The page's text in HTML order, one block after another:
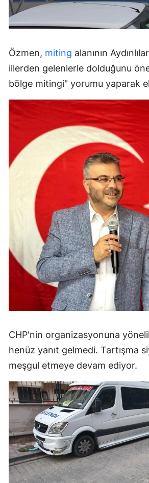
Özmen, miting alanının
illerden gelenlerle dolduğunu
bölge mitingi" yorumu yaparak
CHP'nin organizasyonuna
henüz yanıt gelmedi. Tartışma
meşgul etmeye devam ediyor.